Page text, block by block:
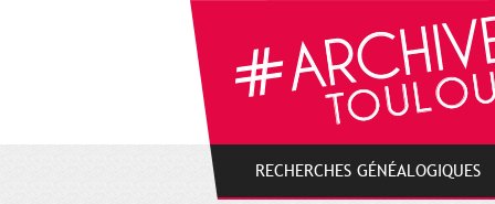
RECHERCHES GÉNÉALOGIQUES
Gestion de vos préférences sur les cookies